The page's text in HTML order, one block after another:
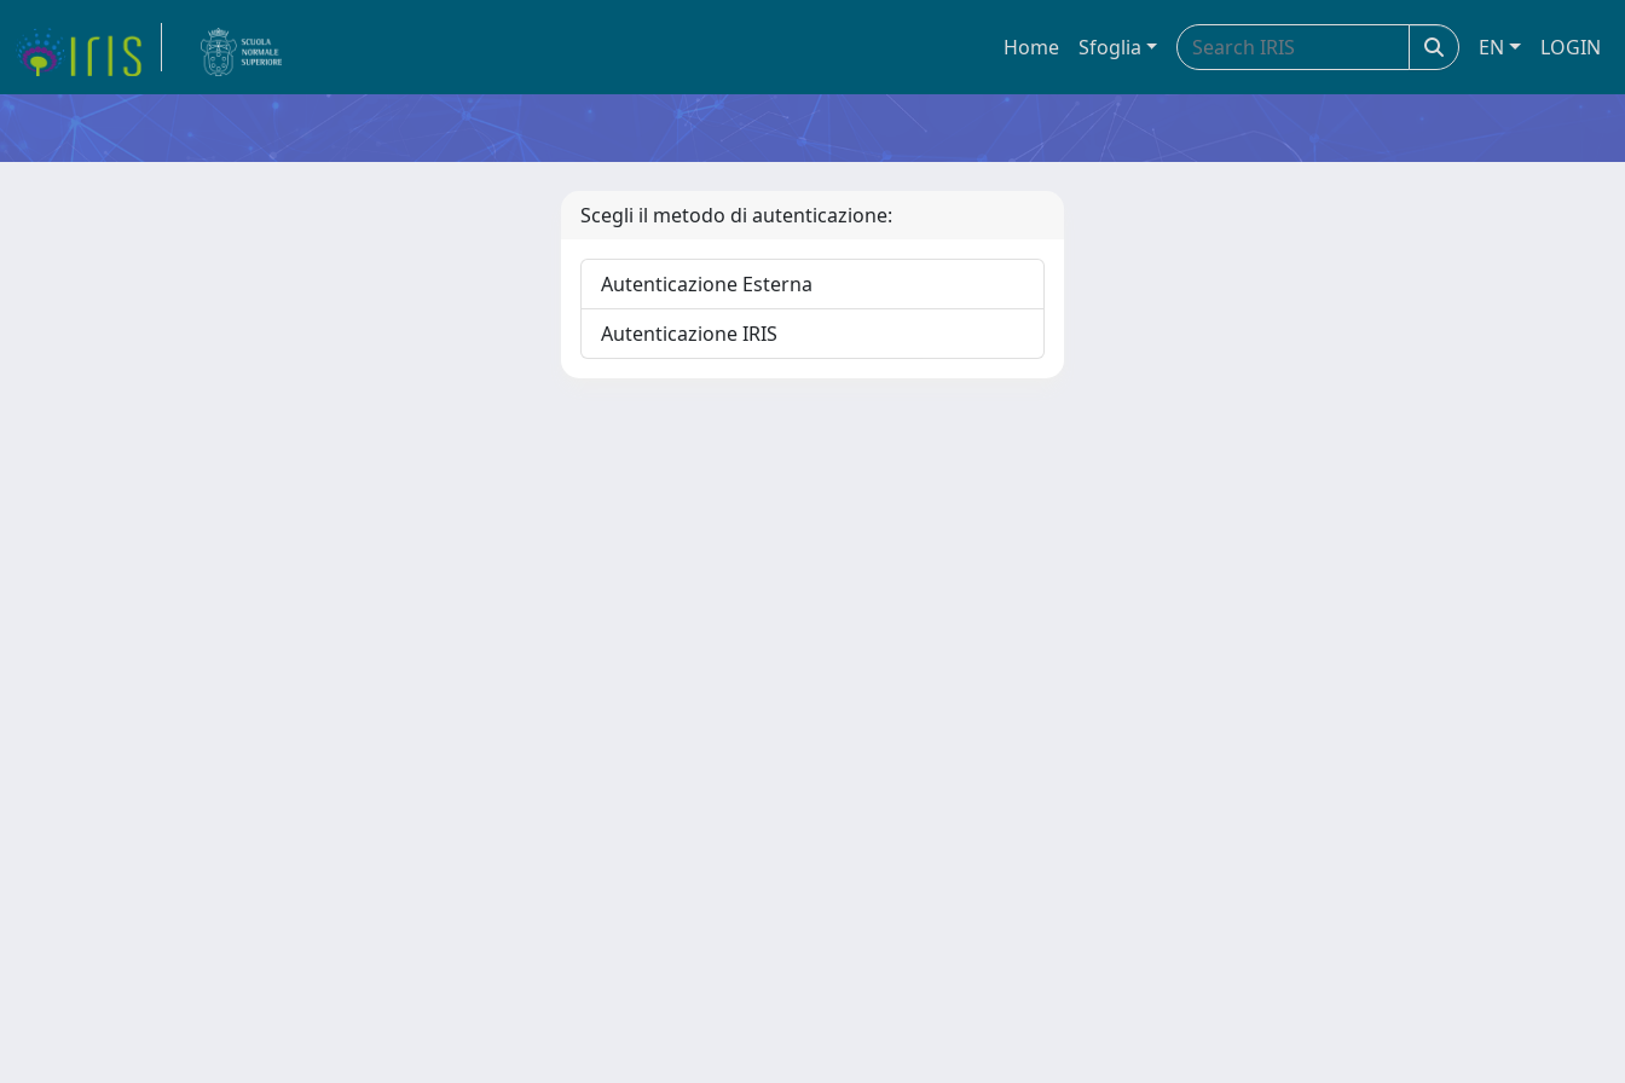
Home Sfoglia EN LOGIN
Scegli il metodo di autenticazione:
Autenticazione Esterna
Autenticazione IRIS